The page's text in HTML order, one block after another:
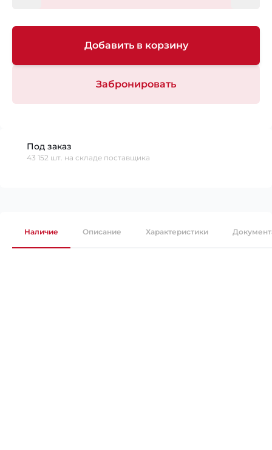
Добавить в корзину
Забронировать
Под заказ
43 152 шт. на складе поставщика
Наличие Описание Характеристики